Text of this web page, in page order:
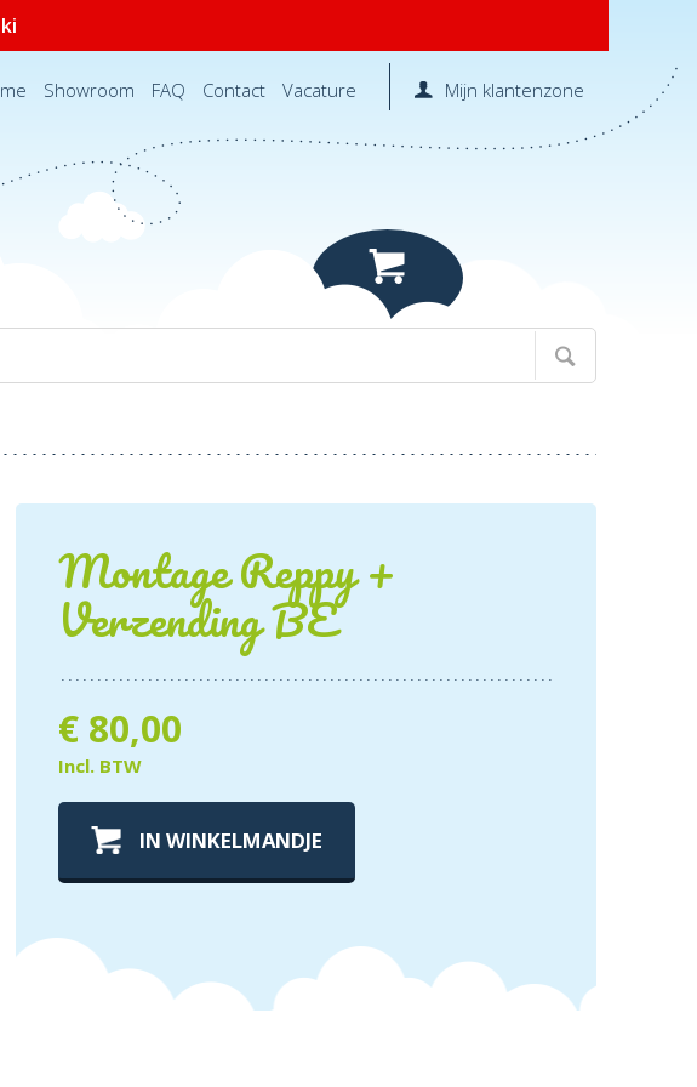
Showroom FAQ Contact Vacature Mijn klantenzone
Montage Reppy +
Verzending BE
€ 80,00
Incl. BTW
IN WINKELMANDJE